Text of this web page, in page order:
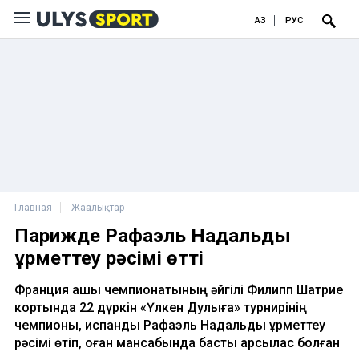
ҚАЗ РУС
Главная Жаңалықтар
Парижде Рафаэль Надальды
құрметтеу рәсімі өтті
Франция ашық чемпионатының әйгілі Филипп Шатрие
кортында 22 дүркін «Үлкен Дулыға» турнирінің
чемпионы, испандық Рафаэль Надальды құрметтеу
рәсімі өтіп, оған мансабында басты қарсылас болған